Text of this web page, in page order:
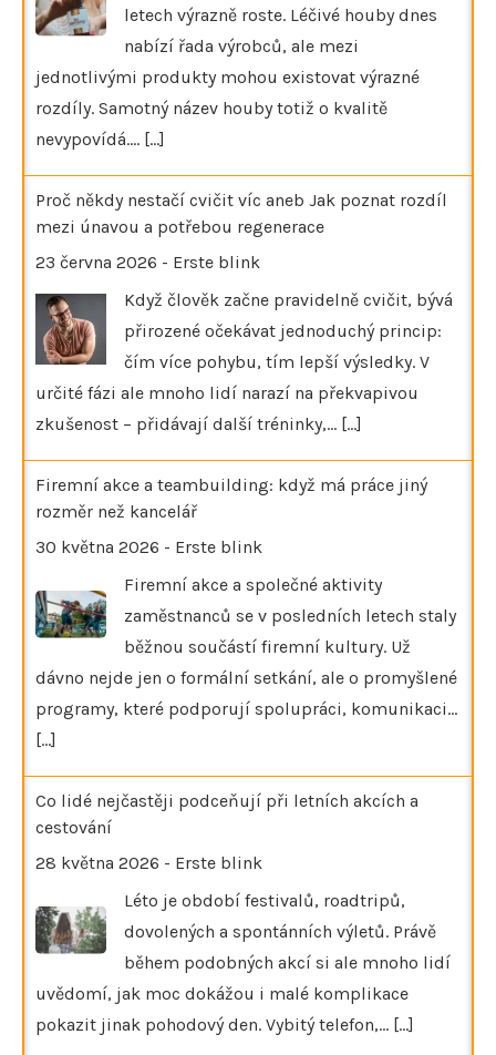
letech výrazně roste. Léčivé houby dnes
nabízí řada výrobců, ale mezi
jednotlivými produkty mohou existovat výrazné
rozdíly. Samotný název houby totiž o kvalitě
nevypovídá.… [...]
Proč někdy nestačí cvičit víc aneb Jak poznat rozdíl
mezi únavou a potřebou regenerace
23 června 2026 - Erste blink
Když člověk začne pravidelně cvičit, bývá
přirozené očekávat jednoduchý princip:
čím více pohybu, tím lepší výsledky. V
určité fázi ale mnoho lidí narazí na překvapivou
zkušenost – přidávají další tréninky,… [...]
Firemní akce a teambuilding: když má práce jiný
rozměr než kancelář
30 května 2026 - Erste blink
Firemní akce a společné aktivity
zaměstnanců se v posledních letech staly
běžnou součástí firemní kultury. Už
dávno nejde jen o formální setkání, ale o promyšlené
programy, které podporují spolupráci, komunikaci…
[...]
Co lidé nejčastěji podceňují při letních akcích a
cestování
28 května 2026 - Erste blink
Léto je období festivalů, roadtripů,
dovolených a spontánních výletů. Právě
během podobných akcí si ale mnoho lidí
uvědomí, jak moc dokážou i malé komplikace
pokazit jinak pohodový den. Vybitý telefon,… [...]